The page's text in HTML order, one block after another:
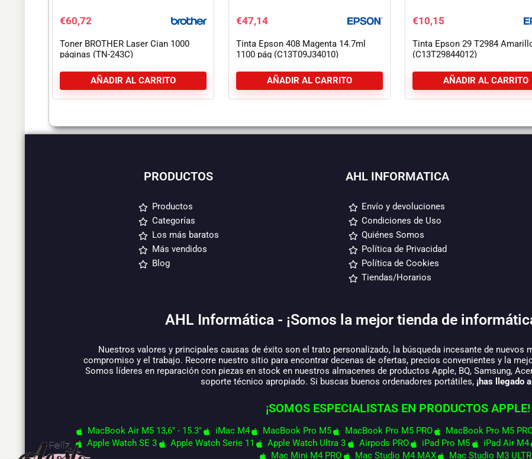
€60,72
Toner BROTHER Laser Cian 1000
páginas (TN-243C)
AÑADIR AL CARRITO
€47,14
Tinta Epson 408 Magenta 14.7ml
1100 pág (C13T09J34010)
AÑADIR AL CARRITO
€10,15
Tinta Epson 29 T2984
(C13T29844012)
AÑADIR AL CARRITO
PRODUCTOS
Productos
Categorías
Los más baratos
Más vendidos
Blog
AHL INFORMATICA
Envío y devoluciones
Condiciones de Uso
Quiénes Somos
Política de Privacidad
Política de Cookies
Tiendas/Horarios
AHL Informática - ¡Somos la mejor tienda de
Nuestros valores y principales causas de éxito son el trato personalizado, la búsqueda incesante de nuevos
compromiso y el trabajo. Recorre nuestro sitio para encontrar decenas de ofertas, precios convenientes y la
Somos líderes en reparación con piezas en stock en nuestros almacenes de productos Apple, BQ, Samsung,
soporte técnico apropiado. Si buscas buenos ordenadores portátiles, ¡has llegado
¡SOMOS ESPECIALISTAS EN PRODUCTOS APPLE!
MacBook Air M5 13,6" - 15.3" iMac M4 MacBook Pro M5 MacBook Pro M5 PRO MacBook Pro M5
Apple Watch SE 3
Apple Watch Serie 11 Apple Watch Ultra 3 Airpods PRO iPad Pro M5 iPad Air M4
Mac Mini M4 PRO
Mac Studio M4 MAX Mac Studio M3